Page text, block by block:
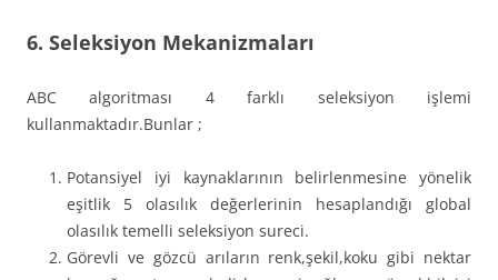
6. Seleksiyon Mekanizmaları
ABC algoritması 4 farklı seleksiyon işlemi
kullanmaktadır.Bunlar ;
Potansiyel iyi kaynaklarının belirlenmesine yönelik
eşitlik 5 olasılık değerlerinin hesaplandığı global
olasılık temelli seleksiyon sureci.
Görevli ve gözcü arıların renk,şekil,koku gibi nektar